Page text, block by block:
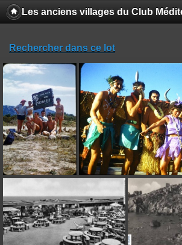
Les anciens villages du Club
Rechercher dans ce lot